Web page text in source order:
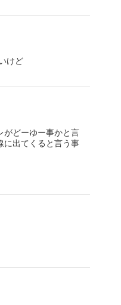
けど
どーゆー事かと言
に出てくると言う事